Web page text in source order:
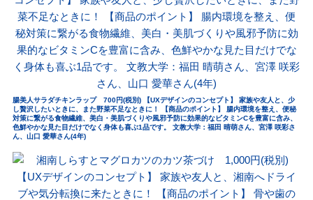
腸美人サラダチキンラップ 700円(税別) 【UXデザインのコンセプト】 家族や友人と、少
し贅沢したいときに、また野菜不足なときに！ 【商品のポイント】 腸内環境を整え、便秘
対策に繋がる食物繊維、美白・美肌づくりや風邪予防に効果的なビタミンCを豊富に含み、
色鮮やかな見た目だけでなく身体も喜ぶ1品です。 文教大学：福田 晴萌さん、宮澤 咲彩さ
ん、山口 愛華さん(4年)